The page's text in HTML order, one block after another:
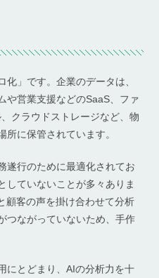
」です。企業のデータは、
や営業支援などのSaaS、ファ
クラウドストレージなど、物
に保管されています。
遂行のために最適化されてお
していないことが多々ありま
顧客の声を掛け合わせて分析
つながっていないため、手作
にとどまり、AIの分析力を十